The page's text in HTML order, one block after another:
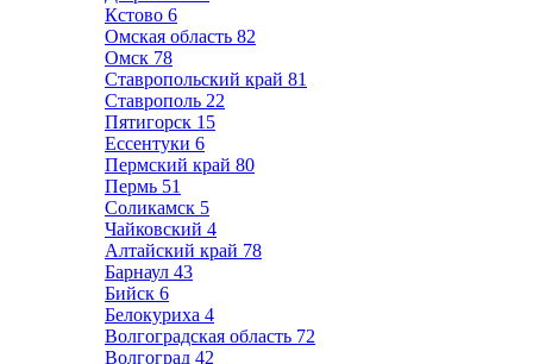
Кстово 6
Омская область 82
Омск 78
Ставропольский край 81
Ставрополь 22
Пятигорск 15
Ессентуки 6
Пермский край 80
Пермь 51
Соликамск 5
Чайковский 4
Алтайский край 78
Барнаул 43
Бийск 6
Белокуриха 4
Волгоградская область 72
Волгоград 42